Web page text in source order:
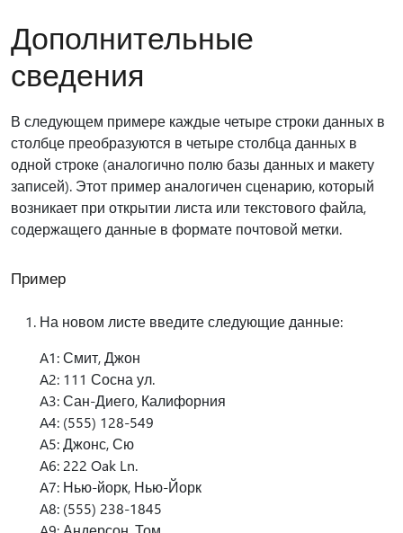
Дополнительные
сведения
В следующем примере каждые четыре строки данных в
столбце преобразуются в четыре столбца данных в
одной строке (аналогично полю базы данных и макету
записей). Этот пример аналогичен сценарию, который
возникает при открытии листа или текстового файла,
содержащего данные в формате почтовой метки.
Пример
На новом листе введите следующие данные:
A1: Смит, Джон
A2: 111 Сосна ул.
A3: Сан-Диего, Калифорния
A4: (555) 128-549
A5: Джонс, Сю
A6: 222 Oak Ln.
A7: Нью-йорк, Нью-Йорк
A8: (555) 238-1845